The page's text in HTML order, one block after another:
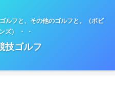
ルフと、その他のゴルフと。（ボビ
ズ） ・ ・
技ゴルフ